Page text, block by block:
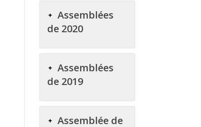
Assemblées
de 2020
Assemblées
de 2019
Assemblée de